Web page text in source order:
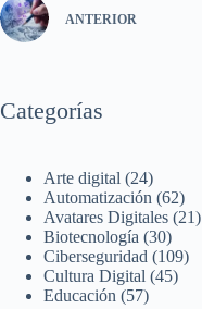
ANTERIOR
Categorías
Arte digital (24)
Automatización (62)
Avatares Digitales (21)
Biotecnología (30)
Ciberseguridad (109)
Cultura Digital (45)
Educación (57)